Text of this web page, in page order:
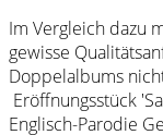
Im Vergleich dazu
gewisse
Doppelalbums
Eröffnungsstück
Englisch-Parodie